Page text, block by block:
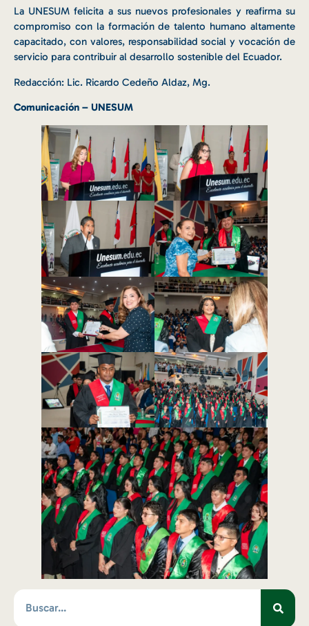
La UNESUM felicita a sus nuevos profesionales y reafirma su
compromiso con la formación de talento humano altamente
capacitado, con valores, responsabilidad social y vocación de
servicio para contribuir al desarrollo sostenible del Ecuador.
Redacción: Lic. Ricardo Cedeño Aldaz, Mg.
Comunicación – UNESUM